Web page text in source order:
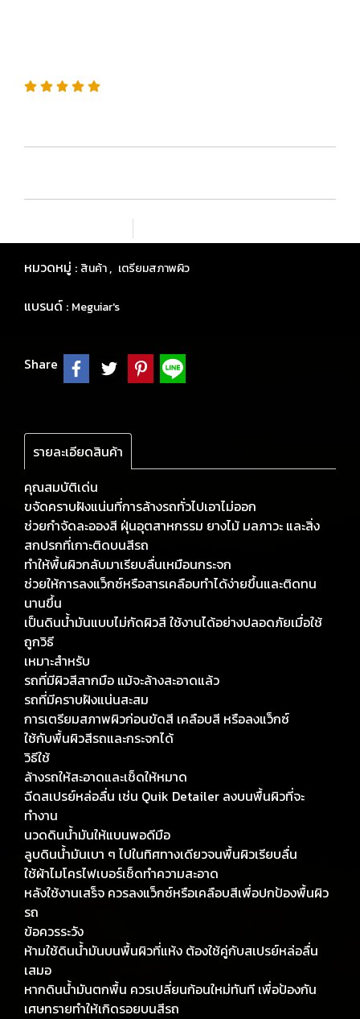
หมวดหมู่ : สินค้า, เตรียมสภาพผิว
แบรนด์ : Meguiar's
Share
รายละเอียดสินค้า
คุณสมบัติเด่น
ขจัดคราบฝังแน่นที่การล้างรถทั่วไปเอาไม่ออก
ช่วยกำจัดละอองสี ฝุ่นอุตสาหกรรม ยางไม้ มลภาวะ และสิ่ง
สกปรกที่เกาะติดบนสีรถ
ทำให้พื้นผิวกลับมาเรียบลื่นเหมือนกระจก
ช่วยให้การลงแว็กซ์หรือสารเคลือบทำได้ง่ายขึ้นและติดทน
นานขึ้น
เป็นดินน้ำมันแบบไม่กัดผิวสี ใช้งานได้อย่างปลอดภัยเมื่อใช้
ถูกวิธี
เหมาะสำหรับ
รถที่มีผิวสีสากมือ แม้จะล้างสะอาดแล้ว
รถที่มีคราบฝังแน่นสะสม
การเตรียมสภาพผิวก่อนขัดสี เคลือบสี หรือลงแว็กซ์
ใช้กับพื้นผิวสีรถและกระจกได้
วิธีใช้
ล้างรถให้สะอาดและเช็ดให้หมาด
ฉีดสเปรย์หล่อลื่น เช่น Quik Detailer ลงบนพื้นผิวที่จะ
ทำงาน
นวดดินน้ำมันให้แบนพอดีมือ
ลูบดินน้ำมันเบา ๆ ไปในทิศทางเดียวจนพื้นผิวเรียบลื่น
ใช้ผ้าไมโครไฟเบอร์เช็ดทำความสะอาด
หลังใช้งานเสร็จ ควรลงแว็กซ์หรือเคลือบสีเพื่อปกป้องพื้นผิว
รถ
ข้อควรระวัง
ห้ามใช้ดินน้ำมันบนพื้นผิวที่แห้ง ต้องใช้คู่กับสเปรย์หล่อลื่น
เสมอ
หากดินน้ำมันตกพื้น ควรเปลี่ยนก้อนใหม่ทันที เพื่อป้องกัน
เศษทรายทำให้เกิดรอยบนสีรถ